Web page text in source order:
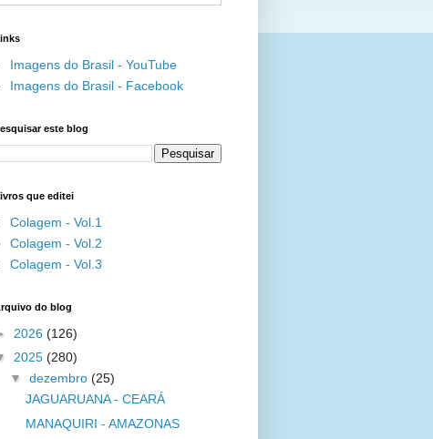
Imagens do Brasil - YouTube
Imagens do Brasil - Facebook
este blog
que editei
Colagem - Vol.1
Colagem - Vol.2
Colagem - Vol.3
do blog
2026 (126)
2025 (280)
▼ dezembro (25)
JAGUARUANA - CEARÁ
MANAQUIRI - AMAZONAS